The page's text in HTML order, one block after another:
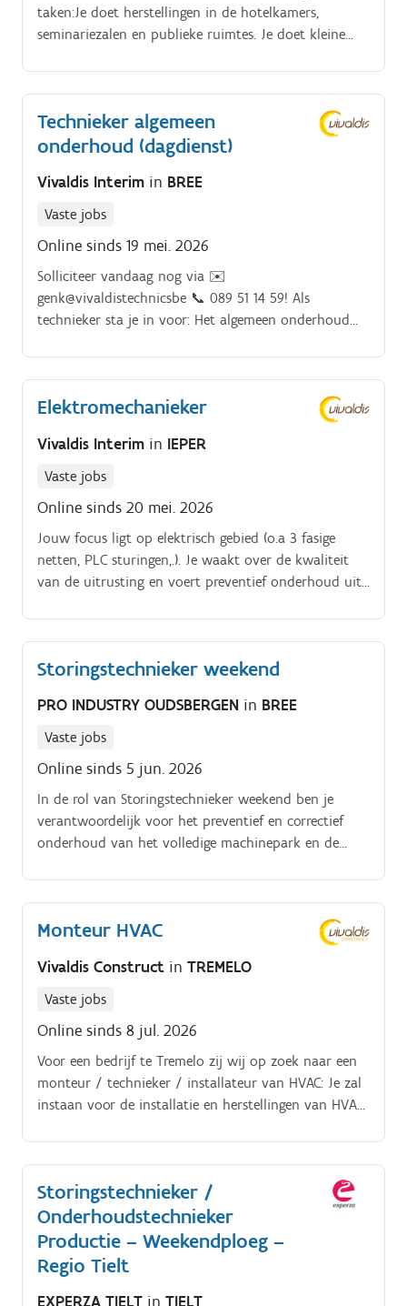
taken:Je doet herstellingen in de hotelkamers,
seminariezalen en publieke ruimtes. Je doet kleine
Technieker algemeen
onderhoud (dagdienst)
Vivaldis Interim in BREE
Vaste jobs
Online sinds 19 mei. 2026
Solliciteer vandaag nog via ✉️
genk@vivaldistechnicsbe 📞 089 51 14 59! Als
technieker sta je in voor: Het algemeen onderhoud
Elektromechanieker
Vivaldis Interim in IEPER
Vaste jobs
Online sinds 20 mei. 2026
Jouw focus ligt op elektrisch gebied (o.a 3 fasige
netten, PLC sturingen,.). Je waakt over de kwaliteit
van de uitrusting en voert preventief onderhoud uit.
automatiseringsopdrachten uit.
Storingstechnieker weekend
PRO INDUSTRY OUDSBERGEN in BREE
Vaste jobs
Online sinds 5 jun. 2026
In de rol van Storingstechnieker weekend ben je
verantwoordelijk voor het preventief en correctief
onderhoud van het volledige machinepark en de
minimum worden beperkt.
Monteur HVAC
Vivaldis Construct in TREMELO
Vaste jobs
Online sinds 8 jul. 2026
Voor een bedrijf te Tremelo zij wij op zoek naar een
monteur / technieker / installateur van HVAC: Je zal
instaan voor de installatie en herstellingen van HVAC
depannages zullen tot je takenpakket behoren.
Installatie en montage van sanitair,
verwarmingsinstallaties, airco's en ventilatie
Storingstechnieker /
Onderhoudstechnieker
Productie – Weekendploeg –
Regio Tielt
EXPERZA TIELT in TIELT